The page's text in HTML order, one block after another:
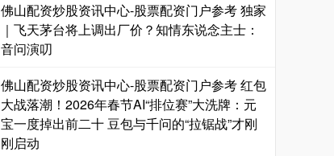
佛山配资炒股资讯中心-股票配资门户参考 独家
｜飞天茅台将上调出厂价？知情东说念主士：
音问演叨
佛山配资炒股资讯中心-股票配资门户参考 红包
大战落潮！2026年春节AI“排位赛”大洗牌：元
宝一度掉出前二十 豆包与千问的“拉锯战”才刚
刚启动